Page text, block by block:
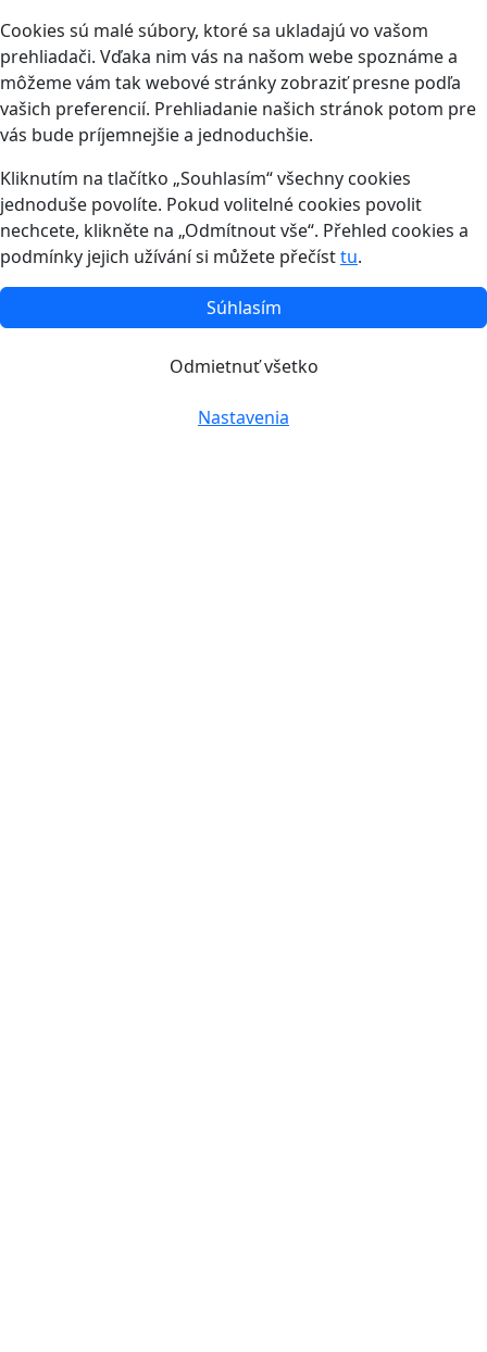
Cookies sú malé súbory, ktoré sa ukladajú vo vašom
prehliadači. Vďaka nim vás na našom webe spoznáme a
môžeme vám tak webové stránky zobraziť presne podľa
vašich preferencií. Prehliadanie našich stránok potom pre
vás bude príjemnejšie a jednoduchšie.
Kliknutím na tlačítko „Souhlasím“ všechny cookies
jednoduše povolíte. Pokud volitelné cookies povolit
nechcete, klikněte na „Odmítnout vše“. Přehled cookies a
podmínky jejich užívání si můžete přečísttu.
Súhlasím
Odmietnuť všetko
Nastavenia